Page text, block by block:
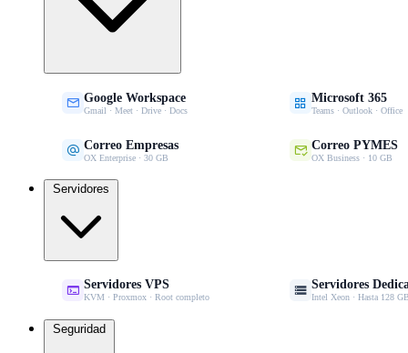
 Google Workspace
Gmail · Meet · Drive · Docs  Microsoft 365
Teams · Outlook · Office
 Correo Empresas
OX Enterprise · 30 GB  Correo PYMES
OX Business · 10 GB
Servidores
 Servidores VPS
KVM · Proxmox · Root completo  Servidores
Intel Xeon · Hasta 128
Seguridad